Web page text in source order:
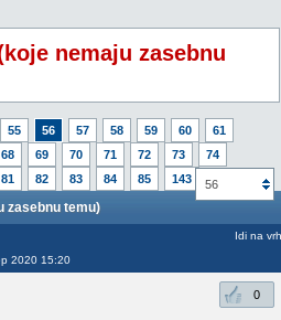
nemaju zasebnu
55 56 57 58 59 60
61
68 69 70 71 72 73
74
81 82 83 84 85 143 56
zasebnu temu)
2020 15:20
Idi na vrh
0